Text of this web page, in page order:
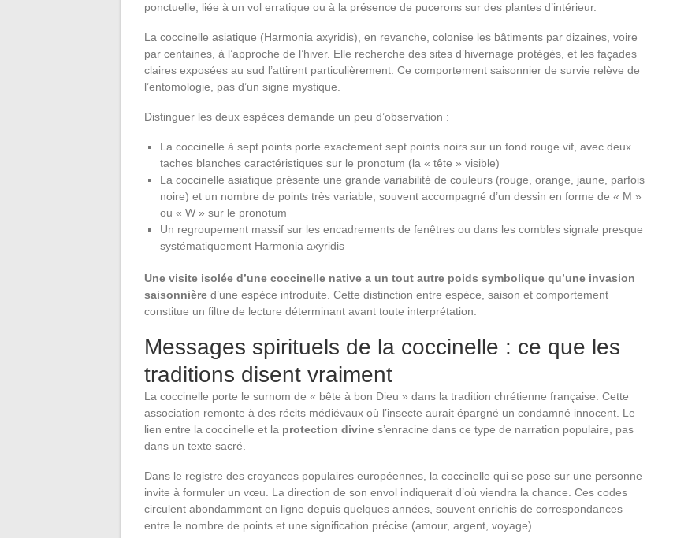
ponctuelle, liée à un vol erratique ou à la présence de pucerons sur des plantes d’intérieur.
La coccinelle asiatique (Harmonia axyridis), en revanche, colonise les bâtiments par dizaines, voire
par centaines, à l’approche de l’hiver. Elle recherche des sites d’hivernage protégés, et les façades
claires exposées au sud l’attirent particulièrement. Ce comportement saisonnier de survie relève de
l’entomologie, pas d’un signe mystique.
Distinguer les deux espèces demande un peu d’observation :
La coccinelle à sept points porte exactement sept points noirs sur un fond rouge vif, avec deux
taches blanches caractéristiques sur le pronotum (la « tête » visible)
La coccinelle asiatique présente une grande variabilité de couleurs (rouge, orange, jaune, parfois
noire) et un nombre de points très variable, souvent accompagné d’un dessin en forme de « M »
ou « W » sur le pronotum
Un regroupement massif sur les encadrements de fenêtres ou dans les combles signale presque
systématiquement Harmonia axyridis
Une visite isolée d’une coccinelle native a un tout autre poids symbolique qu’une invasion
saisonnière d’une espèce introduite. Cette distinction entre espèce, saison et comportement
constitue un filtre de lecture déterminant avant toute interprétation.
Messages spirituels de la coccinelle : ce que les
traditions disent vraiment
La coccinelle porte le surnom de « bête à bon Dieu » dans la tradition chrétienne française. Cette
association remonte à des récits médiévaux où l’insecte aurait épargné un condamné innocent. Le
lien entre la coccinelle et la protection divine s’enracine dans ce type de narration populaire, pas
dans un texte sacré.
Dans le registre des croyances populaires européennes, la coccinelle qui se pose sur une personne
invite à formuler un vœu. La direction de son envol indiquerait d’où viendra la chance. Ces codes
circulent abondamment en ligne depuis quelques années, souvent enrichis de correspondances
entre le nombre de points et une signification précise (amour, argent, voyage).